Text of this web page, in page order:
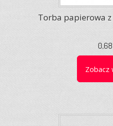
Torba papierowa
0,68
Zobacz